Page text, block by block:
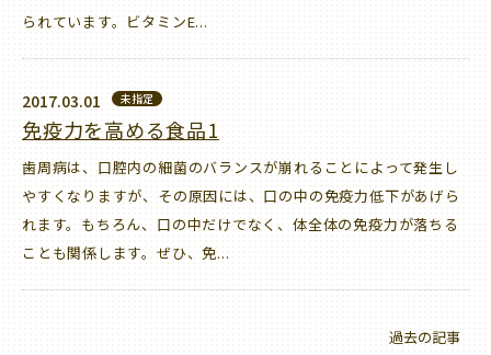
られています。ビタミンE...
2017.03.01 未指定
免疫力を高める食品1
歯周病は、口腔内の細菌のバランスが崩れることによって発生し
やすくなりますが、その原因には、口の中の免疫力低下があげら
れます。もちろん、口の中だけでなく、体全体の免疫力が落ちる
ことも関係します。ぜひ、免...
過去の記事